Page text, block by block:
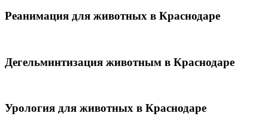
Реанимация для животных в Краснодаре
Дегельминтизация животным в Краснодаре
Урология для животных в Краснодаре